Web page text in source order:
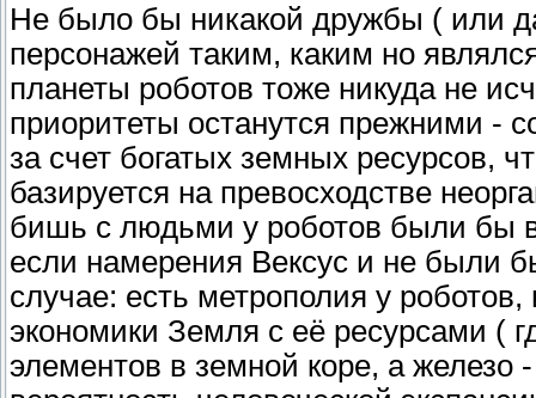
Не было бы никакой дружбы ( или
персонажей таким, каким но
планеты роботов тоже никуда не
приоритеты останутся прежними -
за счет богатых земных ресурсов,
базируется на превосходстве
бишь с людьми у роботов были бы
если намерения Вексус и не были
случае: есть метрополия у
экономики Земля с её ресурсами (
элементов в земной коре, а железо